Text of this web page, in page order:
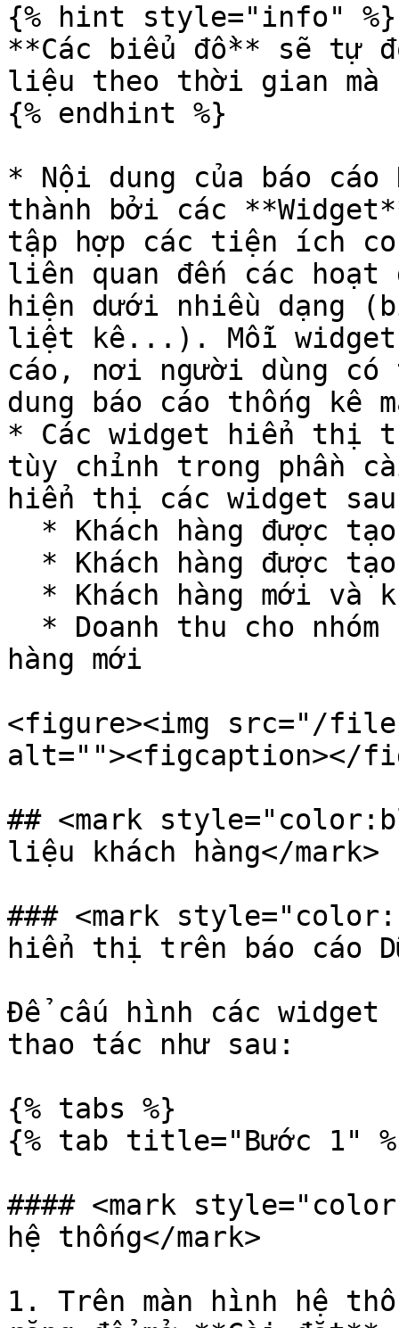
{% hint style="info" %}
**Các biểu đồ** sẽ tự
liệu theo thời gian mà
{% endhint %}
* Nội dung của báo cáo
thành bởi các
tập hợp các tiện ích
liên quan đến các hoạt
hiện dưới nhiều dạng
liệt kê...). Mỗi widget
cáo, nơi người dùng có
dung báo cáo thống kê
* Các widget hiển thị
tùy chỉnh trong phần
hiển thị các widget
hàng mới
<figure><img src="/
alt=""><figcaption></
## <mark
liệu khách hàng</mark>
### <mark
hiển thị trên báo cáo
Để cấu hình các widget
thao tác như sau:
{% tabs %}
{% tab title="Bước 1"
#### <mark
hệ thống</mark>
1. Trên màn hình hệ